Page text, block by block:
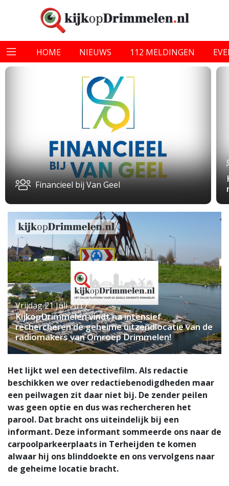
HOME NIEUWS 112 MELDINGEN
Financieel bij Van Geel
Vrijdag 21 Juli 2017
KijkopDrimmelen vindt na intensief
rechercheren de geheime uitzendlocatie van de
radiomakers van Omroep Drimmelen!
Het lijkt wel een detectivefilm. Als redactie
beschikken we over redactiebenodigdheden maar
een peilwagen zit daar niet bij. De zender peilen
was geen optie en dus was rechercheren het
parool. Dat bracht ons uiteindelijk bij een
informant. Deze informant sommeerde ons naar de
carpoolparkeerplaats in Terheijden te komen
alwaar hij ons blinddoekte en ons vervolgens naar
de geheime locatie bracht.